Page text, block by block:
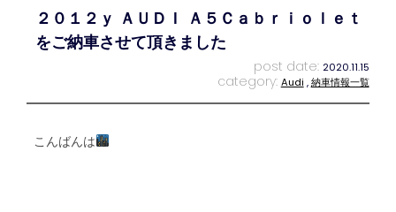
プライバシーポリシー スタッフblog
２０１２ｙ ＡＵＤＩ Ａ５Ｃａｂｒｉｏｌｅｔ
をご納車させて頂きました
post date: 2020.11.15
category: Audi ,納車情報一覧
こんばんは